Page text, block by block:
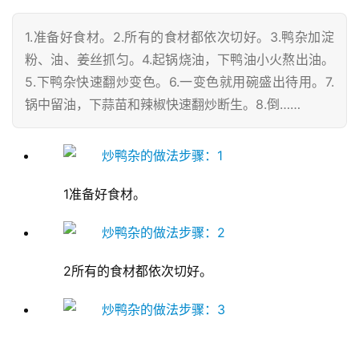
1.准备好食材。2.所有的食材都依次切好。3.鸭杂加淀
粉、油、姜丝抓匀。4.起锅烧油，下鸭油小火熬出油。
5.下鸭杂快速翻炒变色。6.一变色就用碗盛出待用。7.
锅中留油，下蒜苗和辣椒快速翻炒断生。8.倒……
1准备好食材。
2所有的食材都依次切好。